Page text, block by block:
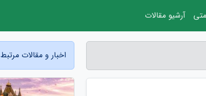
اخبار و مقالات مرتبط
آرشیو مقالات